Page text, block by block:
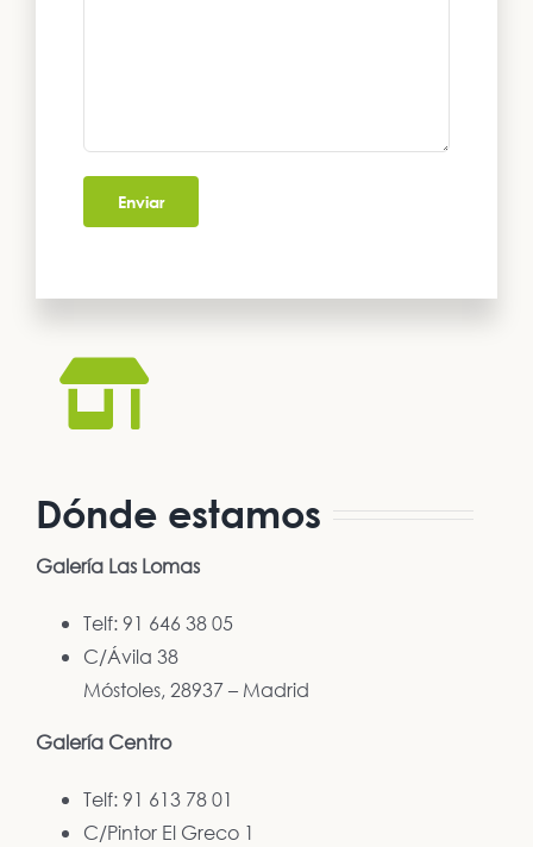
Dónde estamos
Galería Las Lomas
Telf: 91 646 38 05
C/Ávila 38
Móstoles, 28937 – Madrid
Galería Centro
Telf: 91 613 78 01
C/Pintor El Greco 1